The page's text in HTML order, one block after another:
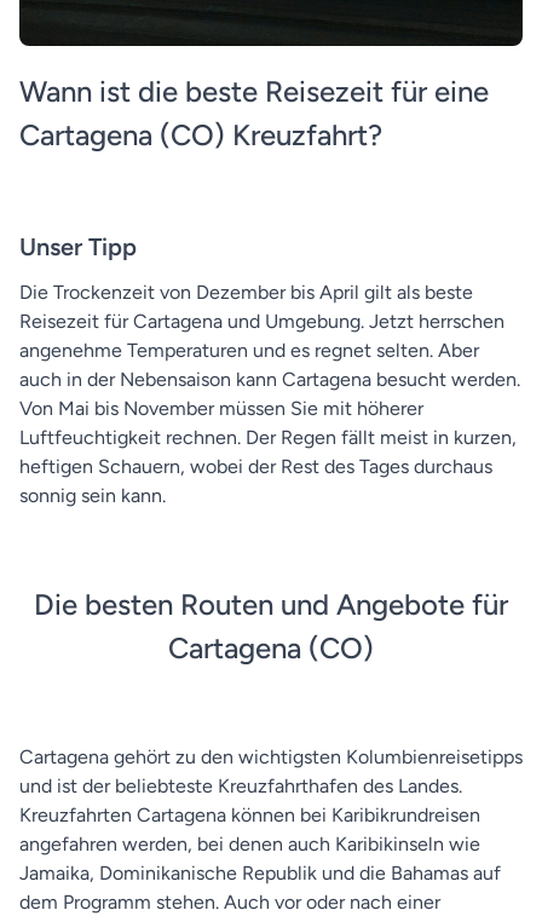
Wann ist die beste Reisezeit für eine
Cartagena (CO) Kreuzfahrt?
Unser Tipp
Die Trockenzeit von Dezember bis April gilt als beste
Reisezeit für Cartagena und Umgebung. Jetzt herrschen
angenehme Temperaturen und es regnet selten. Aber
auch in der Nebensaison kann Cartagena besucht werden.
Von Mai bis November müssen Sie mit höherer
Luftfeuchtigkeit rechnen. Der Regen fällt meist in kurzen,
heftigen Schauern, wobei der Rest des Tages durchaus
sonnig sein kann.
Die besten Routen und Angebote für
Cartagena (CO)
Cartagena gehört zu den wichtigsten Kolumbienreisetipps
und ist der beliebteste Kreuzfahrthafen des Landes.
Kreuzfahrten Cartagena können bei Karibikrundreisen
angefahren werden, bei denen auch Karibikinseln wie
Jamaika, Dominikanische Republik und die Bahamas auf
dem Programm stehen. Auch vor oder nach einer